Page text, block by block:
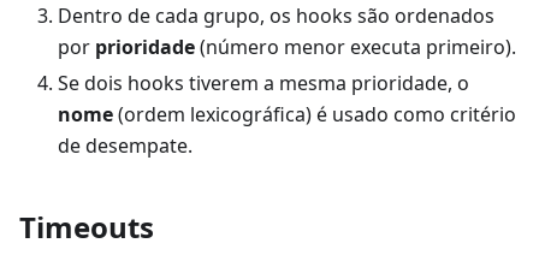
Dentro de cada grupo, os hooks são ordenados
por prioridade(número menor executa primeiro).
Se dois hooks tiverem a mesma prioridade, o
nome(ordem lexicográfica) é usado como critério
de desempate.
Timeouts